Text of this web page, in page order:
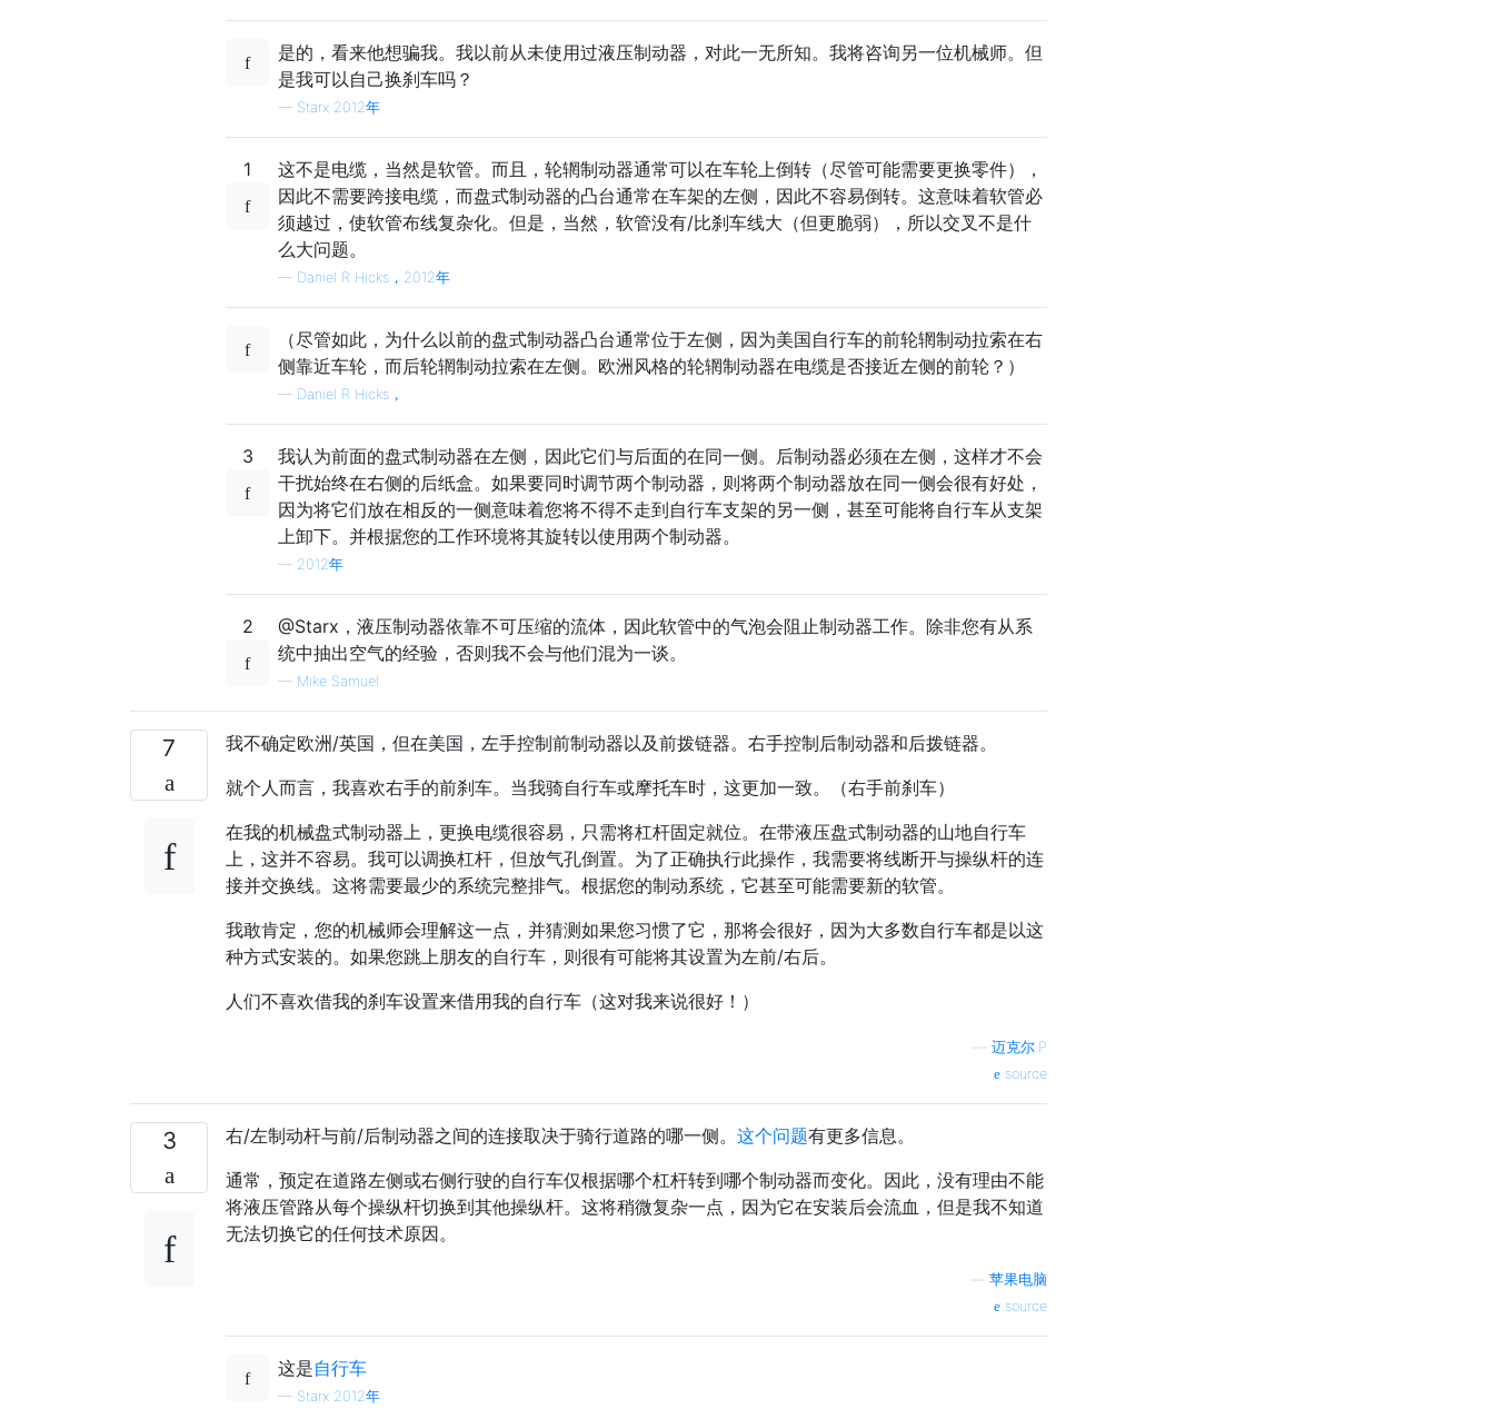
是的，看来他想骗我。我以前从未使用过液压制动器，对此一无所知。我将咨询另一位机械师。但
是我可以自己换刹车吗？
— Starx 2012年
1
这不是电缆，当然是软管。而且，轮辋制动器通常可以在车轮上倒转（尽管可能需要更换零件），
因此不需要跨接电缆，而盘式制动器的凸台通常在车架的左侧，因此不容易倒转。这意味着软管必
须越过，使软管布线复杂化。但是，当然，软管没有/比刹车线大（但更脆弱），所以交叉不是什
么大问题。
— Daniel R Hicks，2012年
（尽管如此，为什么以前的盘式制动器凸台通常位于左侧，因为美国自行车的前轮辋制动拉索在右
侧靠近车轮，而后轮辋制动拉索在左侧。欧洲风格的轮辋制动器在电缆是否接近左侧的前轮？）
— Daniel R Hicks，
3
我认为前面的盘式制动器在左侧，因此它们与后面的在同一侧。后制动器必须在左侧，这样才不会
干扰始终在右侧的后纸盒。如果要同时调节两个制动器，则将两个制动器放在同一侧会很有好处，
因为将它们放在相反的一侧意味着您将不得不走到自行车支架的另一侧，甚至可能将自行车从支架
上卸下。并根据您的工作环境将其旋转以使用两个制动器。
— 2012年
2
@Starx，液压制动器依靠不可压缩的流体，因此软管中的气泡会阻止制动器工作。除非您有从系
统中抽出空气的经验，否则我不会与他们混为一谈。
— Mike Samuel
7
我不确定欧洲/英国，但在美国，左手控制前制动器以及前拨链器。右手控制后制动器和后拨链器。
就个人而言，我喜欢右手的前刹车。当我骑自行车或摩托车时，这更加一致。（右手前刹车）
在我的机械盘式制动器上，更换电缆很容易，只需将杠杆固定就位。在带液压盘式制动器的山地自行车
上，这并不容易。我可以调换杠杆，但放气孔倒置。为了正确执行此操作，我需要将线断开与操纵杆的连
接并交换线。这将需要最少的系统完整排气。根据您的制动系统，它甚至可能需要新的软管。
我敢肯定，您的机械师会理解这一点，并猜测如果您习惯了它，那将会很好，因为大多数自行车都是以这
种方式安装的。如果您跳上朋友的自行车，则很有可能将其设置为左前/右后。
人们不喜欢借我的刹车设置来借用我的自行车（这对我来说很好！）
迈克尔·P
source
3 右/左制动杆与前/后制动器之间的连接取决于骑行道路的哪一侧。 这个问题有更多信息。
通常，预定在道路左侧或右侧行驶的自行车仅根据哪个杠杆转到哪个制动器而变化。因此，没有理由不能
将液压管路从每个操纵杆切换到其他操纵杆。这将稍微复杂一点，因为它在安装后会流血，但是我不知道
无法切换它的任何技术原因。
苹果电脑
source
这是自行车
— Starx 2012年